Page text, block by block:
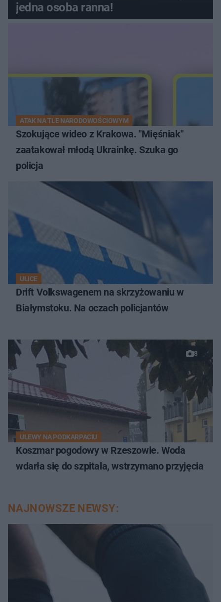
jedna osoba ranna!
ATAK NA TLE NARODOWOŚCIOWYM
Szokujące wideo z Krakowa. "Mięśniak"
zaatakował młodą Ukrainkę. Szuka go
policja
ULICE
Drift Volkswagenem na skrzyżowaniu w
Białymstoku. Na oczach policjantów
8
ULEWY NA PODKARPACIU
Koszmar pogodowy w Rzeszowie. Woda
wdarła się do szpitala, wstrzymano przyjęcia
NAJNOWSZE NEWSY: